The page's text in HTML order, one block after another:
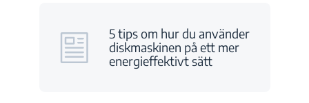
5 tips om hur du använder
diskmaskinen på ett mer
energieffektivt sätt